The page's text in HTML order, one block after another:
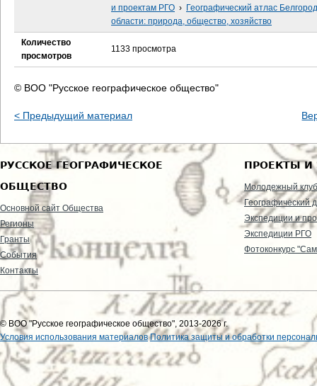
и проектам РГО › Географический атлас
области: природа, общество, хозяйство
Количество
просмотров
1133 просмотра
© ВОО "Русское географическое общество"
< Предыдущий материал
РУССКОЕ ГЕОГРАФИЧЕСКОЕ
ОБЩЕСТВО
Основной сайт Общества
Регионы
Гранты
События
Контакты
ПРОЕКТЫ И
Молодежный клуб
Географический
Экспедиции и
Экспедиции РГО
Фотоконкурс
© ВОО "Русское географическое общество", 2013-2026 г.
Условия использования материалов Политика защиты и обработки